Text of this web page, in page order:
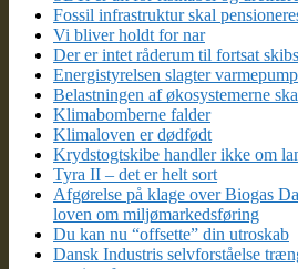
Fossil infrastruktur skal
Vi bliver holdt for nar
Der er intet råderum til fortsat
Energistyrelsen slagter
Belastningen af økosystemerne
Klimabomberne falder
Klimaloven er dødfødt
Krydstogtskibe handler ikke om
Tyra II – det er helt sort
Afgørelse på klage over Biogas
loven om miljømarkedsføring
Du kan nu “offsette” din utroskab
Dansk Industris selvforståelse